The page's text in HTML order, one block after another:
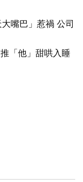
嘴巴」惹禍 公司
「他」甜哄入睡